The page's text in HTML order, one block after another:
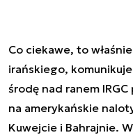
Co ciekawe, to
irańskiego,
środę nad ranem
na amerykańskie
Kuwejcie i Bahrajnie.